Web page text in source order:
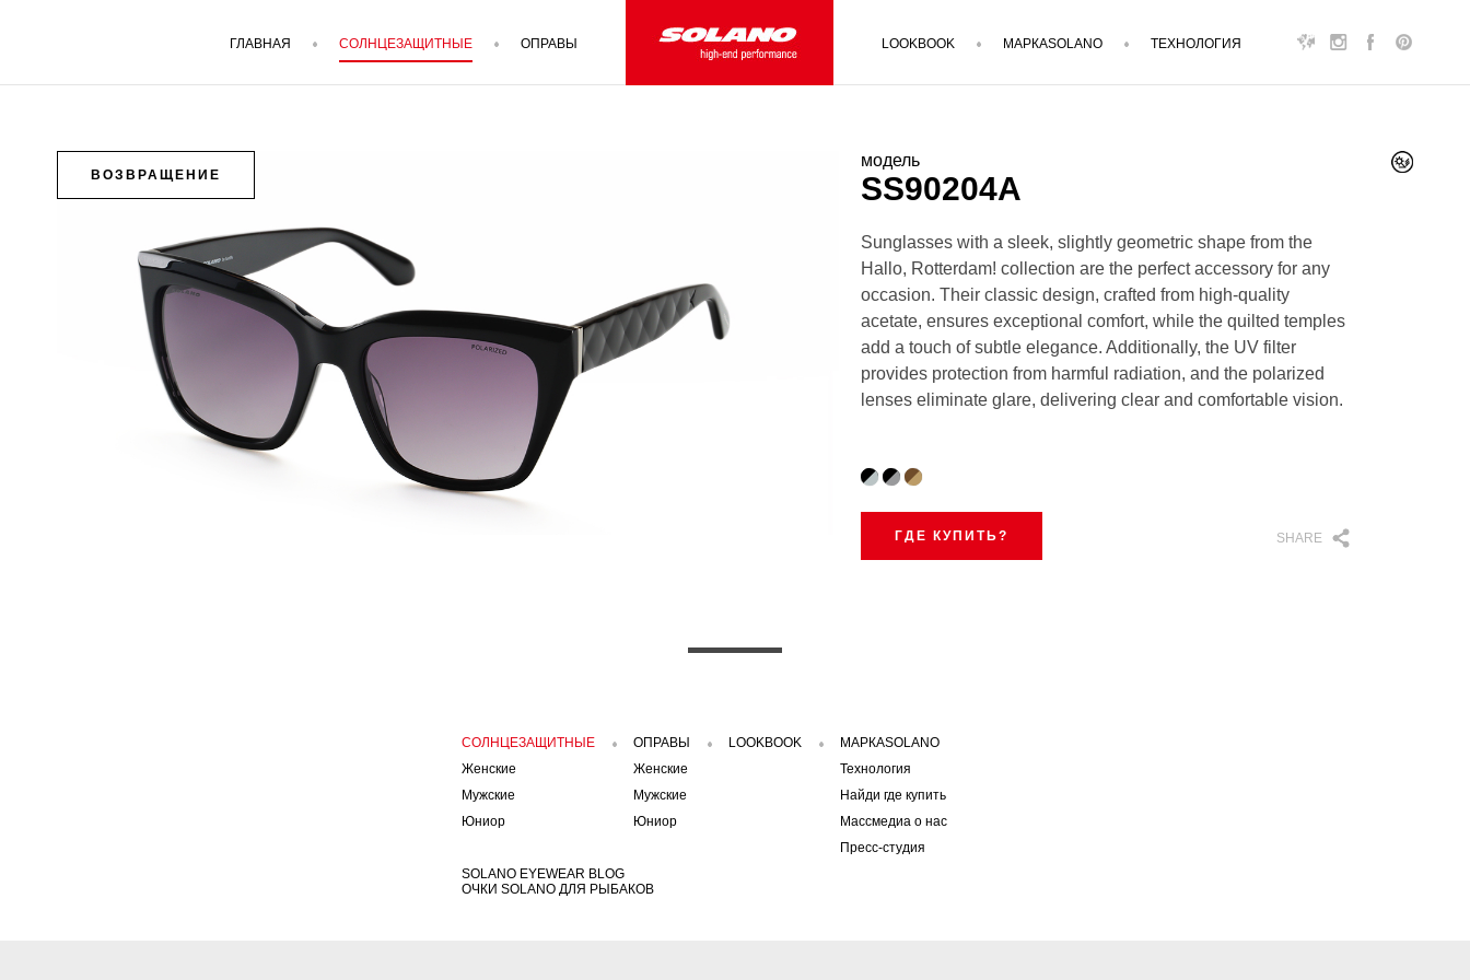
ГЛАВНАЯ СОЛНЦЕЗАЩИТНЫЕ ОПРАВЫ LOOKBOOK МАРКАSOLANO ТЕХНОЛОГИЯ
ВОЗВРАЩЕНИЕ
модель
SS90204A
Sunglasses with a sleek, slightly geometric shape from the
Hallo, Rotterdam! collection are the perfect accessory for any
occasion. Their classic design, crafted from high-quality
acetate, ensures exceptional comfort, while the quilted temples
add a touch of subtle elegance. Additionally, the UV filter
provides protection from harmful radiation, and the polarized
lenses eliminate glare, delivering clear and comfortable vision.
ГДЕ КУПИТЬ? SHARE
СОЛНЦЕЗАЩИТНЫЕ
Женские
Мужские
Юниор
ОПРАВЫ
Женские
Мужские
Юниор
LOOKBOOK
МАРКАSOLANO
Технология
Найди где купить
Массмедиа о нас
Пресс-студия
SOLANO EYEWEAR BLOG
ОЧКИ SOLANO ДЛЯ РЫБАКОВ